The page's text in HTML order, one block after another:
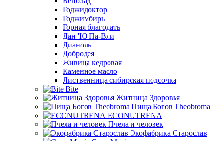
Годжидоктор
Годжимбирь
Горная благодать
Дан 'Ю Па-Вли
Дианоль
Добродея
Живица кедровая
Каменное масло
Лиственница сибирская подсочка
Bite
Житница Здоровья
Пища Богов Theobroma
ECONUTRENA
Пчела и человек
Экофабрика Старослав